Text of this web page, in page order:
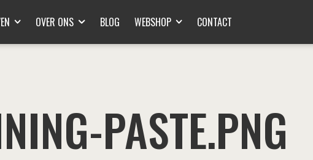
OVER ONS BLOG WEBSHOP CONTACT
PASTE.PNG